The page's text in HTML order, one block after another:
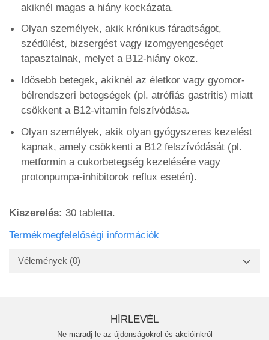
akiknél magas a hiány kockázata.
Olyan személyek, akik krónikus fáradtságot,
szédülést, bizsergést vagy izomgyengeséget
tapasztalnak, melyet a B12-hiány okoz.
Idősebb betegek, akiknél az életkor vagy gyomor-
bélrendszeri betegségek (pl. atrófiás gastritis) miatt
csökkent a B12-vitamin felszívódása.
Olyan személyek, akik olyan gyógyszeres kezelést
kapnak, amely csökkenti a B12 felszívódását (pl.
metformin a cukorbetegség kezelésére vagy
protonpumpa-inhibitorok reflux esetén).
Kiszerelés: 30 tabletta.
Termékmegfelelőségi információk
Vélemények (0)
HÍRLEVÉL
Ne maradj le az újdonságokrol és akcióinkról